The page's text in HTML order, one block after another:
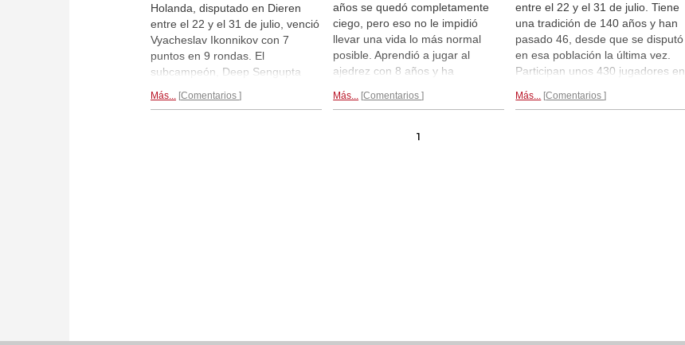
Holanda, disputado en Dieren
entre el 22 y el 31 de julio, venció
Vyacheslav Ikonnikov con 7
puntos en 9 rondas. El
subcampeón, Deep Sengupta
puntos. Roeland Pruijssers fue
Más... Comentarios
años se quedó completamente
ciego, pero eso no le impidió
llevar una vida lo más normal
posible. Aprendió a jugar al
ajedrez con 8 años y ha
más seria a partir de los 15.
equipo del club SNB Nijmegen.
Más... Comentarios
entre el 22 y el 31 de julio. Tiene
una tradición de 140 años y han
pasado 46, desde que se disputó
en esa población la última vez.
Participan unos 430 jugadores en
Erwin l'Ami es el principal favorito.
Más... Comentarios
1